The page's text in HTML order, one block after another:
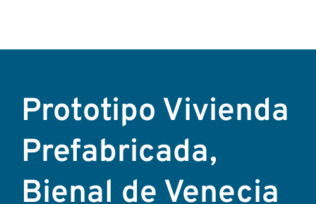
Prototipo Vivienda
Prefabricada,
Bienal de Venecia